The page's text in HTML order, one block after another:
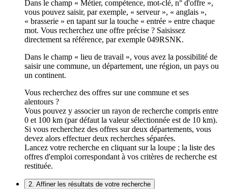
Dans le champ « Métier, compétence, mot-clé, n° d'offre »,
vous pouvez saisir, par exemple, « serveur », « anglais »,
« brasserie » en tapant sur la touche « entrée » entre chaque
mot. Vous recherchez une offre précise ? Saisissez
directement sa référence, par exemple 049RSNK.
Dans le champ « lieu de travail », vous avez la possibilité de
saisir une commune, un département, une région, un pays ou
un continent.
Vous recherchez des offres sur une commune et ses
alentours ?
Vous pouvez y associer un rayon de recherche compris entre
0 et 100 km (par défaut la valeur sélectionnée est de 10 km).
Si vous recherchez des offres sur deux départements, vous
devez alors effectuer deux recherches séparées.
Lancez votre recherche en cliquant sur la loupe ; la liste des
offres d'emploi correspondant à vos critères de recherche est
restituée.
2. Affiner les résultats de votre recherche